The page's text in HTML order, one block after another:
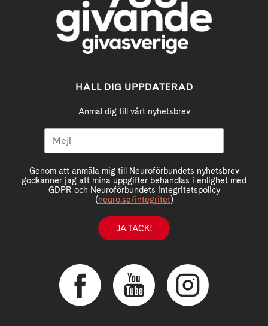
HÅLL DIG UPPDATERAD
Anmäl dig till vårt nyhetsbrev
Genom att anmäla mig till Neuroförbundets nyhetsbrev
godkänner jag att mina uppgifter behandlas i enlighet med
GDPR och Neuroförbundets integritetspolicy
(neuro.se/integritet)
JA TACK!